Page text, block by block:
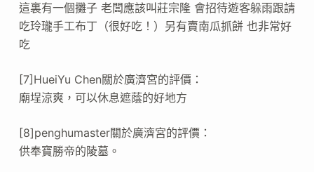
這裏有一個攤子 老闆應該叫莊宗隆 會招待遊客躲雨跟請
吃玲瓏手工布丁（很好吃！）另有賣南瓜抓餅 也非常好
吃
[7]HueiYu Chen關於廣濟宮的評價：
廟埕涼爽，可以休息遮蔭的好地方
[8]penghumaster關於廣濟宮的評價：
供奉寶勝帝的陵墓。